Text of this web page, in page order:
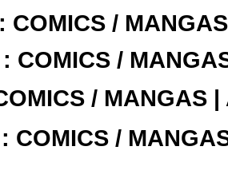
: COMICS /
: COMICS /
/ MANGAS |
: COMICS /